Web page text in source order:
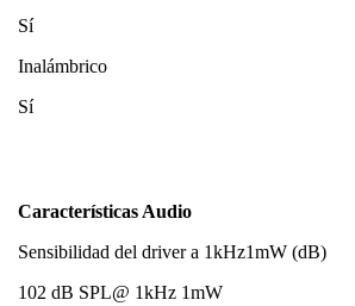
Sí
Inalámbrico
Sí
Características Audio
Sensibilidad del driver a 1kHz1mW (dB)
102 dB SPL@ 1kHz 1mW